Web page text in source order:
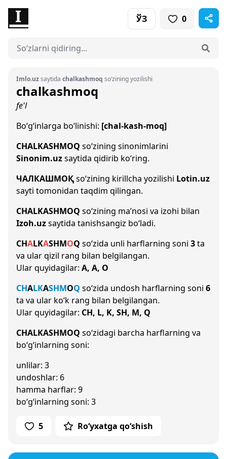
ЎЗ 0
Imlo.uzsaytida chalkashmoq so‘zining yozilishi
chalkashmoq
fe'l
Bo‘g‘inlarga bo‘linishi: [chal-kash-moq]
CHALKASHMOQ so‘zining sinonimlarini
Sinonim.uzsaytida qidirib ko‘ring.
ЧАЛКАШМОҚso‘zining kirillcha yozilishi Lotin.uz
sayti tomonidan taqdim qilingan.
CHALKASHMOQ so‘zining ma’nosi va izohi bilan
Izoh.uzsaytida tanishsangiz bo‘ladi.
CHALKASHMOQ so‘zida unli harflarning soni 3ta
va ular qizil rang bilan belgilangan.
Ular quyidagilar: A, A, O
CHALKASHMOQ so‘zida undosh harflarning soni 6
ta va ular ko‘k rang bilan belgilangan.
Ular quyidagilar: CH, L, K, SH, M, Q
CHALKASHMOQ so‘zidagi barcha harflarning va
bo‘g‘inlarning soni:
unlilar: 3
undoshlar: 6
hamma harflar: 9
bo‘g‘inlarning soni: 3
5 Ro‘yxatga qo‘shish